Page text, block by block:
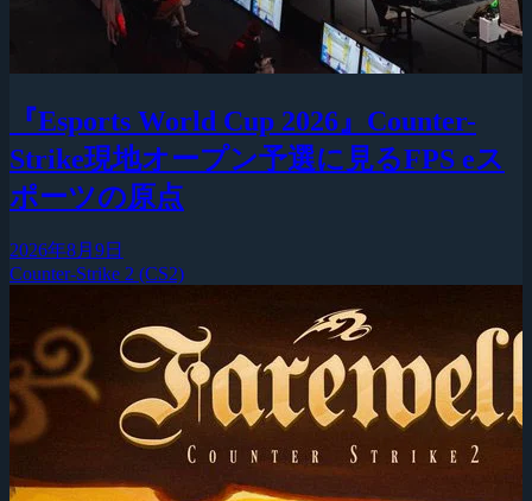
『Esports World Cup 2026』Counter-
Strike現地オープン予選に見るFPS eス
ポーツの原点
2026年8月9日
Counter-Strike 2 (CS2)